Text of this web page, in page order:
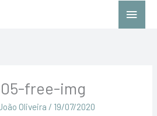
Main
free-img
Oliveira / 19/07/2020